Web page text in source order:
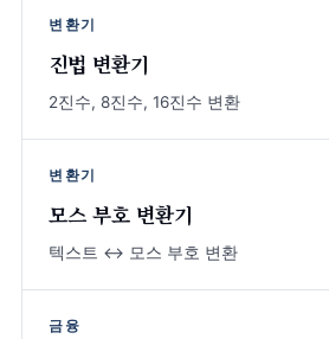
변환기
진법 변환기
2진수, 8진수, 16진수 변환
변환기
모스 부호 변환기
텍스트 ↔ 모스 부호 변환
금융